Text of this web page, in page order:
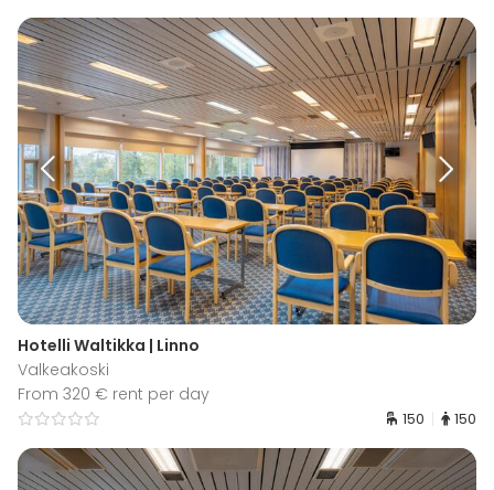
Hotelli Waltikka | Linno
Valkeakoski
From 320 € rent per day
150 150